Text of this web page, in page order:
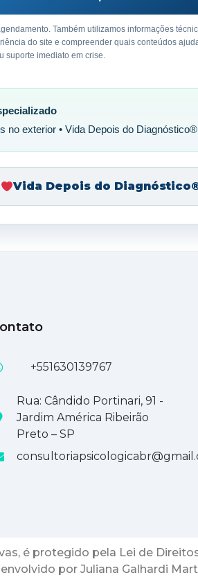
Também utilizamos informações
do site e compreender quais conteúdos
suporte imediato em crise.
no exterior • Vida Depois do Diagnóstico®
Vida Depois do
+551630139767
Rua: Cândido Portinari, 91 -
Jardim América Ribeirão
Preto – SP
é protegido pela Lei de Direitos
por Juliana Galhardi